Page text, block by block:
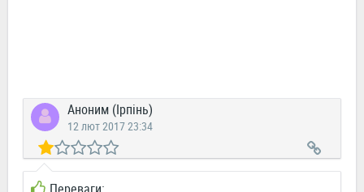
Аноним (Ірпінь)
12 лют 2017 23:34